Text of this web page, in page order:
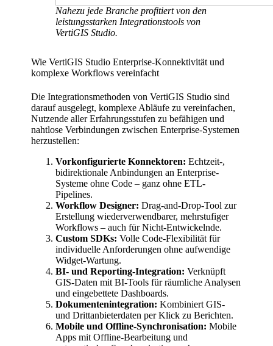
Nahezu jede Branche profitiert von den
leistungsstarken Integrationstools von
VertiGIS Studio.
Wie VertiGIS Studio Enterprise-Konnektivität und
komplexe Workflows vereinfacht
Die Integrationsmethoden von VertiGIS Studio sind
darauf ausgelegt, komplexe Abläufe zu vereinfachen,
Nutzende aller Erfahrungsstufen zu befähigen und
nahtlose Verbindungen zwischen Enterprise-Systemen
herzustellen:
Vorkonfigurierte Konnektoren: Echtzeit-,
bidirektionale Anbindungen an Enterprise-
Systeme ohne Code – ganz ohne ETL-
Pipelines.
Workflow Designer: Drag-and-Drop-Tool zur
Erstellung wiederverwendbarer, mehrstufiger
Workflows – auch für Nicht-Entwickelnde.
Custom SDKs: Volle Code-Flexibilität für
individuelle Anforderungen ohne aufwendige
Widget-Wartung.
BI- und Reporting-Integration: Verknüpft
GIS-Daten mit BI-Tools für räumliche Analysen
und eingebettete Dashboards.
Dokumentenintegration: Kombiniert GIS-
und Drittanbieterdaten per Klick zu Berichten.
Mobile und Offline-Synchronisation: Mobile
Apps mit Offline-Bearbeitung und